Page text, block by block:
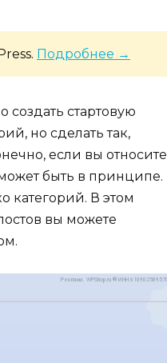
Подробнее →
стартовую
но сделать так,
если вы относите
быть в принципе.
категорий. В этом
вы можете